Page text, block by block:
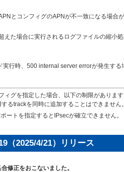
とコンフィグのAPNが不一致になる場合
えた場合に実行されるログファイルの縮小
行時、500 internal server errorが発生する
ィグを指定した場合、以下の制限があります
るtrackを同時に追加することはできません。
ートを指定するとIPsecが確立できません。
（2025/4/21）リリース
修正をおこないました。